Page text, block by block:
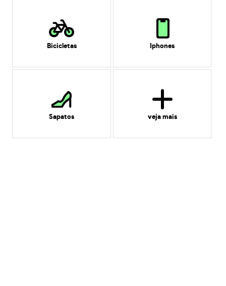
Bicicletas Iphones
Sapatos veja mais